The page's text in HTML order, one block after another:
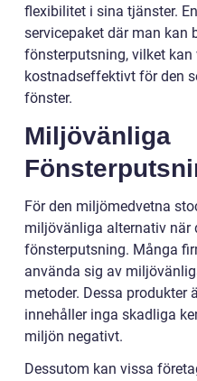
flexibilitet i sina tjänster.
servicepaket där man kan
fönsterputsning, vilket kan
kostnadseffektivt för den
fönster.
Miljövänliga
För den miljömedvetna
miljövänliga alternativ när
fönsterputsning. Många
använda sig av
metoder. Dessa produkter
innehåller inga skadliga
miljön negativt.
Dessutom kan vissa